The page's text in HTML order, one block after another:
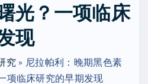
光？一项临床
现
究 » 尼拉帕利：晚期黑色素
项临床研究的早期发现